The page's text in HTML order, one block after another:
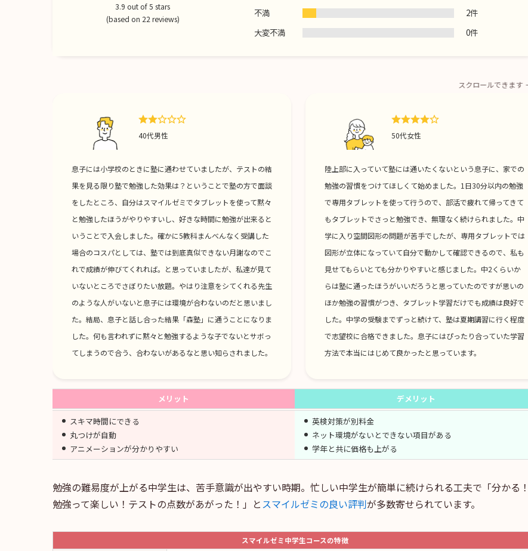
3.9 out of 5 stars
(based on 22 reviews)
不満
2件
大変不満
0件
スクロールできます
40代男性
息子には小学校のときに塾に通わせていましたが、テストの結
果を見る限り塾で勉強した効果は？ということで塾の方で面談
をしたところ、自分はスマイルゼミでタブレットを使って黙々
と勉強したほうがやりやすいし、好きな時間に勉強が出来ると
いうことで入会しました。確かに5教科まんべんなく受講した
場合のコスパとしては、塾では到底真似できない月謝なのでこ
れで成績が伸びてくれれば。と思っていましたが、私達が見て
いないところでさぼりたい放題。やはり注意をシてくれる先生
のような人がいないと息子には環境が合わないのだと思いまし
た。結局、息子と話し合った結果「森塾」に通うことになりま
した。何も言われずに黙々と勉強するような子でないとサボっ
てしまうので合う、合わないがあるなと思い知らされました。
50代女性
陸上部に入っていて塾には通いたくないという息子に、家での
勉強の習慣をつけてほしくて始めました。1日30分以内の勉強
で専用タブレットを使って行うので、部活で疲れて帰ってきて
もタブレットでさっと勉強でき、無理なく続けられました。中
学に入り空間図形の問題が苦手でしたが、専用タブレットでは
図形が立体になっていて自分で動かして確認できるので、私も
見せてもらいとても分かりやすいと感じました。中2くらいか
らは塾に通ったほうがいいだろうと思っていたのですが思いの
ほか勉強の習慣がつき、タブレット学習だけでも成績は良好で
した。中学の受験までずっと続けて、塾は夏期講習に行く程度
で志望校に合格できました。息子にはぴったり合っていた学習
方法で本当にはじめて良かったと思っています。
メリット
デメリット
スキマ時間にできる
丸つけが自動
アニメーションが分かりやすい
英検対策が別料金
ネット環境がないとできない項目がある
学年と共に価格も上がる
勉強の難易度が上がる中学生は、苦手意識が出やすい時期。忙しい中学生が簡単に続けられる工夫で「分かる！
勉強って楽しい！テストの点数があがった！」と スマイルゼミの良い評判が多数寄せられています。
スマイルゼミ中学生コースの特徴